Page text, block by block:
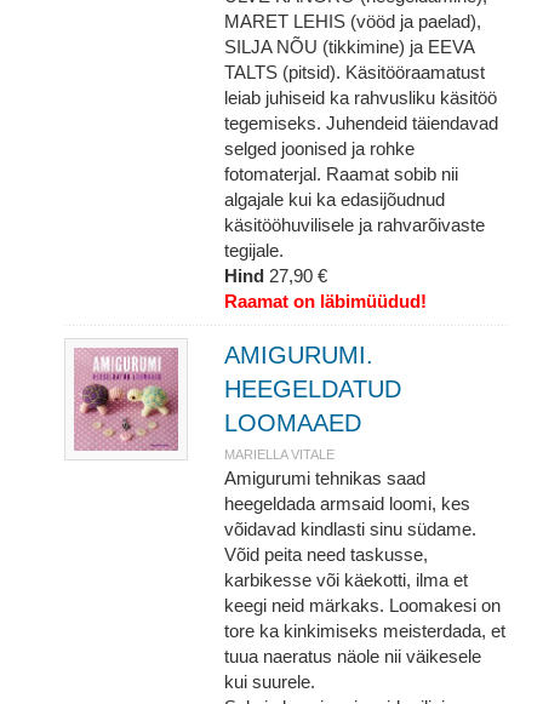
MARET LEHIS (vööd ja paelad),
SILJA NÕU (tikkimine) ja EEVA
TALTS (pitsid). Käsitööraamatust
leiab juhiseid ka rahvusliku käsitöö
tegemiseks. Juhendeid täiendavad
selged joonised ja rohke
fotomaterjal. Raamat sobib nii
algajale kui ka edasijõudnud
käsitööhuvilisele ja rahvarõivaste
tegijale.
Hind 27,90 €
Raamat on läbimüüdud!
AMIGURUMI.
HEEGELDATUD
LOOMAAED
MARIELLA VITALE
Amigurumi tehnikas saad
heegeldada armsaid loomi, kes
võidavad kindlasti sinu südame.
Võid peita need taskusse,
karbikesse või käekotti, ilma et
keegi neid märkaks. Loomakesi on
tore ka kinkimiseks meisterdada, et
tuua naeratus näole nii väikesele
kui suurele.